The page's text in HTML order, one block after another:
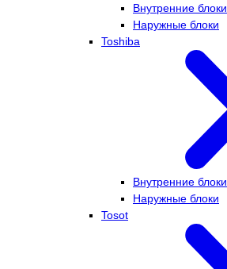
Внутренние блоки
Наружные блоки
Toshiba
Внутренние блоки
Наружные блоки
Tosot